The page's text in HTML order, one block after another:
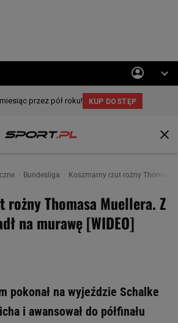
Bundesliga Koszmarny rzut rożny Thomasa
rożny Thomasa Muellera. Z
na murawę [WIDEO]
pokonał na wyjeździe Schalke
i awansował do półfinału